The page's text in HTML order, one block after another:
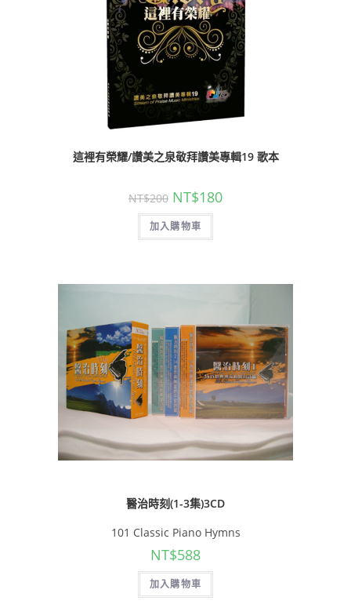
這裡有榮耀/讚美之泉敬拜讚美專輯19 歌本
NT$200 NT$180
加入購物車
醫治時刻(1-3集)3CD
101 Classic Piano Hymns
NT$588
加入購物車